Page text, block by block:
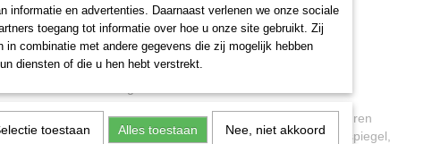
Verzerrungsspiegel.
244x122x15 (HxBxT)
Innen
Tricky, besser auf einer Stütze platziert. Wenden Sie sich an Ihren
Lachspiegel-Experten Ronald Kooij. Sehr großer Verzerrungsspiegel,
informatie en advertenties. Daarnaast verlenen we onze sociale
toegang tot informatie over hoe u onze site gebruikt. Zij
in combinatie met andere gegevens die zij mogelijk hebben
diensten of die u hen hebt verstrekt.
toestaan Alles toestaan Nee, niet akkoord